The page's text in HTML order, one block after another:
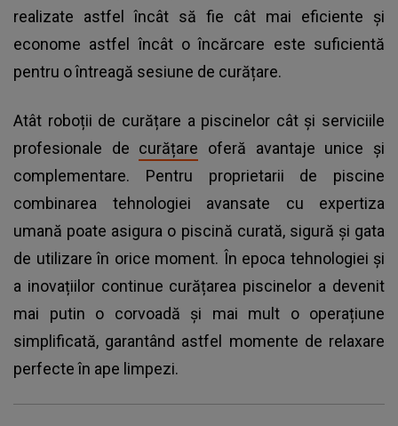
realizate astfel încât să fie cât mai eficiente și
econome astfel încât o încărcare este suficientă
pentru o întreagă sesiune de curățare.
Atât roboții de curățare a piscinelor cât și serviciile
profesionale de curățare oferă avantaje unice și
complementare. Pentru proprietarii de piscine
combinarea tehnologiei avansate cu expertiza
umană poate asigura o piscină curată, sigură și gata
de utilizare în orice moment. În epoca tehnologiei și
a inovațiilor continue curățarea piscinelor a devenit
mai putin o corvoadă și mai mult o operațiune
simplificată, garantând astfel momente de relaxare
perfecte în ape limpezi.